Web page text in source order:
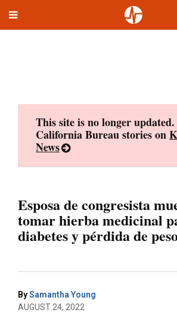
Toggle
This site is no longer
California Bureau stories on
News
Esposa de congresista
tomar hierba medicinal
diabetes y pérdida de
BySamantha Young
AUGUST 24, 2022